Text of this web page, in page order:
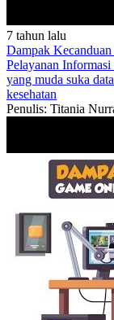
7 tahun lalu
Dampak
Pelayanan Informasi
yang muda suka data
kesehatan
Penulis: Titania